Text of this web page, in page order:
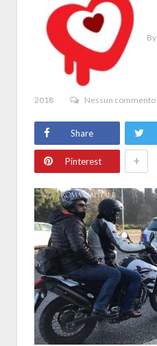
By
2018 Nessun commento
Share
Pinterest +